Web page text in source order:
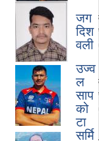
जग
दिश
वली
उज्व
ल
साप
को
टा
सर्मि